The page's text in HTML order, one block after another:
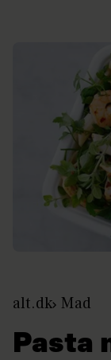
alt.dk Mad
Pasta